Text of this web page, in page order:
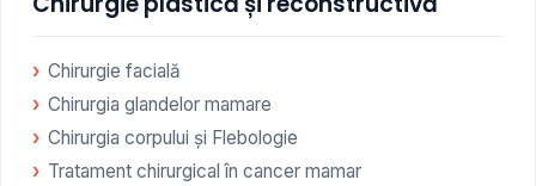
Chirurgie facială
Chirurgia glandelor mamare
Chirurgia corpului și Flebologie
Tratament chirurgical în cancer mamar